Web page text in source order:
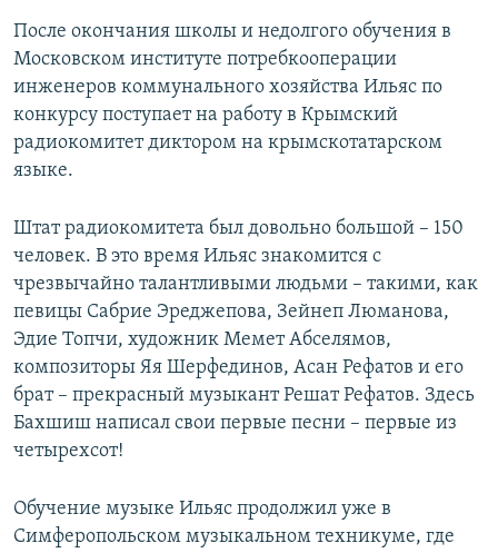
После окончания школы и недолгого обучения в
Московском институте потребкооперации
инженеров коммунального хозяйства Ильяс по
конкурсу поступает на работу в Крымский
радиокомитет диктором на крымскотатарском
языке.
Штат радиокомитета был довольно большой – 150
человек. В это время Ильяс знакомится с
чрезвычайно талантливыми людьми – такими, как
певицы Сабрие Эреджепова, Зейнеп Люманова,
Эдие Топчи, художник Мемет Абселямов,
композиторы Яя Шерфединов, Асан Рефатов и его
брат – прекрасный музыкант Решат Рефатов. Здесь
Бахшиш написал свои первые песни – первые из
четырехсот!
Обучение музыке Ильяс продолжил уже в
Симферопольском музыкальном техникуме, где